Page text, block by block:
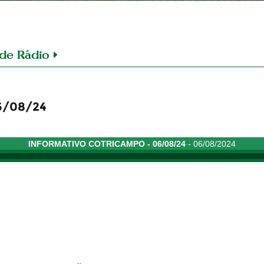
Rádio
08/24
INFORMATIVO COTRICAMPO - 06/08/24 - 06/08/2024